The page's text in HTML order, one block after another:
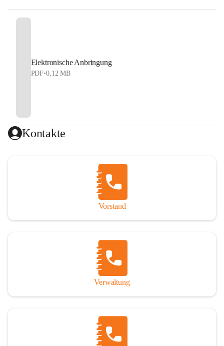
Elektronische Anbringung
PDF•0,12 MB
Kontakte
Vorstand
Verwaltung